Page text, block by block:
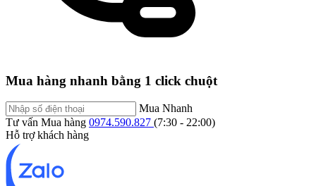
Mua hàng nhanh bằng 1 click chuột
Mua Nhanh
Tư vấn Mua hàng 0974.590.827 (7:30 - 22:00)
Hỗ trợ khách hàng